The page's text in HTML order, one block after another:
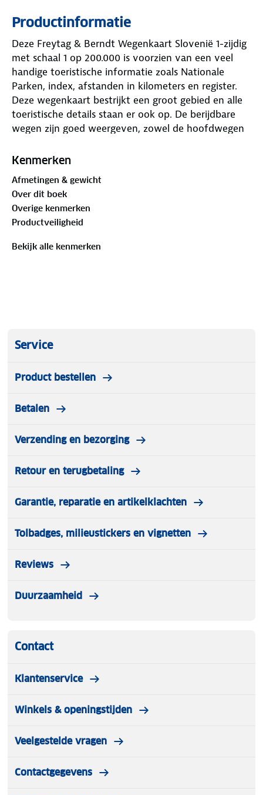
Productinformatie
Deze Freytag & Berndt Wegenkaart Slovenië 1-zijdig
met schaal 1 op 200.000 is voorzien van een veel
handige toeristische informatie zoals Nationale
Parken, index, afstanden in kilometers en register.
Deze wegenkaart bestrijkt een groot gebied en alle
toeristische details staan er ook op. De berijdbare
wegen zijn goed weergeven, zowel de hoofdwegen
worden vermeld. In het kaartbeeld wordt door
soms enkele punten in het landschap met de
daadwerkelijke hoogte. Met allerhande symbolen
worden toeristische bezienswaardigheden
weergegeven.
Kenmerken
Afmetingen & gewicht
Over dit boek
Overige kenmerken
Productveiligheid
Bekijk alle kenmerken
Service
Product bestellen
Betalen
Verzending en bezorging
Retour en terugbetaling
Garantie, reparatie en artikelklachten
Tolbadges, milieustickers en vignetten
Reviews
Duurzaamheid
Contact
Klantenservice
Winkels & openingstijden
Veelgestelde vragen
Contactgegevens